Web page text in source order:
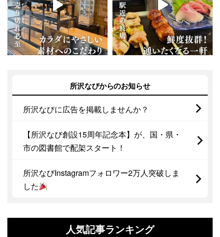
所沢なびからのお知らせ
所沢なびに広告を掲載しませんか？
【所沢なび創設15周年記念本】が、国・県・
市の図書館で配架スタート！
所沢なびInstagramフォロワー2万人突破しま
した
人気記事ランキング